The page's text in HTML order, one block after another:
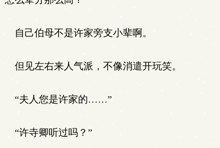
自己伯母不是许家旁支小辈啊。
但见左右来人气派，不像消遣开玩笑。
“夫人您是许家的……”
“许寺卿听过吗？”